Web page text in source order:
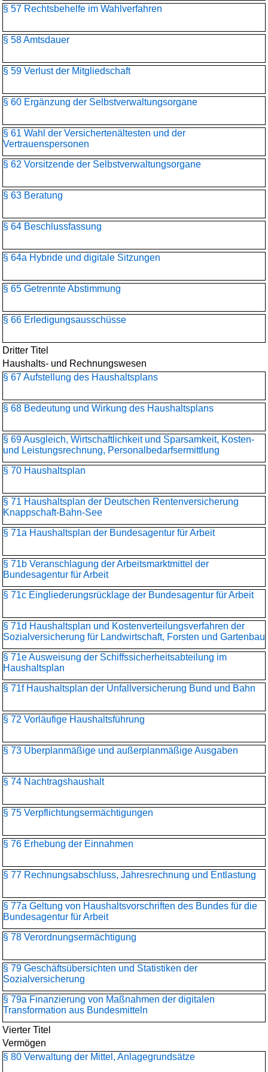
§ 57 Rechtsbehelfe im Wahlverfahren
§ 58 Amtsdauer
§ 59 Verlust der Mitgliedschaft
§ 60 Ergänzung der Selbstverwaltungsorgane
§ 61 Wahl der Versichertenältesten und der
Vertrauenspersonen
§ 62 Vorsitzende der Selbstverwaltungsorgane
§ 63 Beratung
§ 64 Beschlussfassung
§ 64a Hybride und digitale Sitzungen
§ 65 Getrennte Abstimmung
§ 66 Erledigungsausschüsse
Dritter Titel
Haushalts- und Rechnungswesen
§ 67 Aufstellung des Haushaltsplans
§ 68 Bedeutung und Wirkung des Haushaltsplans
§ 69 Ausgleich, Wirtschaftlichkeit und Sparsamkeit, Kosten-
und Leistungsrechnung, Personalbedarfsermittlung
§ 70 Haushaltsplan
§ 71 Haushaltsplan der Deutschen Rentenversicherung
Knappschaft-Bahn-See
§ 71a Haushaltsplan der Bundesagentur für Arbeit
§ 71b Veranschlagung der Arbeitsmarktmittel der
Bundesagentur für Arbeit
§ 71c Eingliederungsrücklage der Bundesagentur für Arbeit
§ 71d Haushaltsplan und Kostenverteilungsverfahren der
Sozialversicherung für Landwirtschaft, Forsten und Gartenbau
§ 71e Ausweisung der Schiffssicherheitsabteilung im
Haushaltsplan
§ 71f Haushaltsplan der Unfallversicherung Bund und Bahn
§ 72 Vorläufige Haushaltsführung
§ 73 Überplanmäßige und außerplanmäßige Ausgaben
§ 74 Nachtragshaushalt
§ 75 Verpflichtungsermächtigungen
§ 76 Erhebung der Einnahmen
§ 77 Rechnungsabschluss, Jahresrechnung und Entlastung
§ 77a Geltung von Haushaltsvorschriften des Bundes für die
Bundesagentur für Arbeit
§ 78 Verordnungsermächtigung
§ 79 Geschäftsübersichten und Statistiken der
Sozialversicherung
§ 79a Finanzierung von Maßnahmen der digitalen
Transformation aus Bundesmitteln
Vierter Titel
Vermögen
§ 80 Verwaltung der Mittel, Anlagegrundsätze